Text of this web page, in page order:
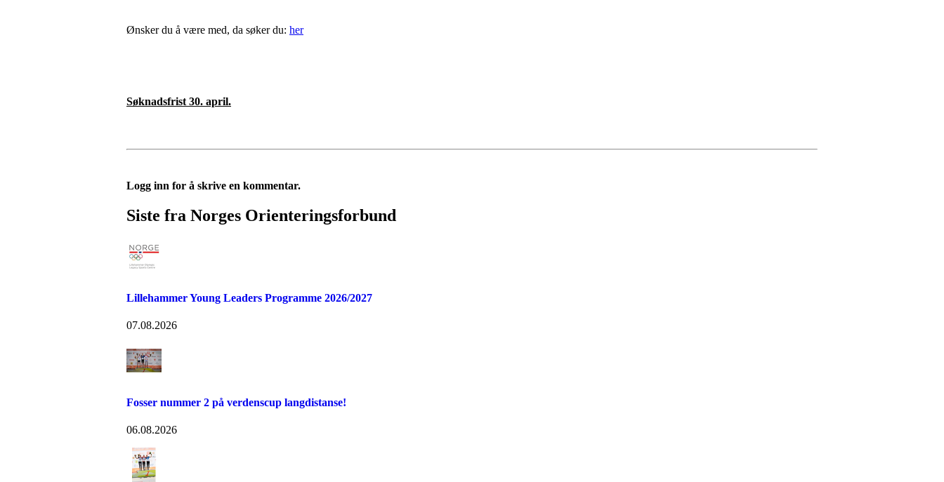
Ønsker du å være med, da søker du: her
Søknadsfrist 30. april.
Logg inn for å skrive en kommentar.
Siste fra Norges Orienteringsforbund
Lillehammer Young Leaders Programme 2026/2027
07.08.2026
Fosser nummer 2 på verdenscup langdistanse!
06.08.2026